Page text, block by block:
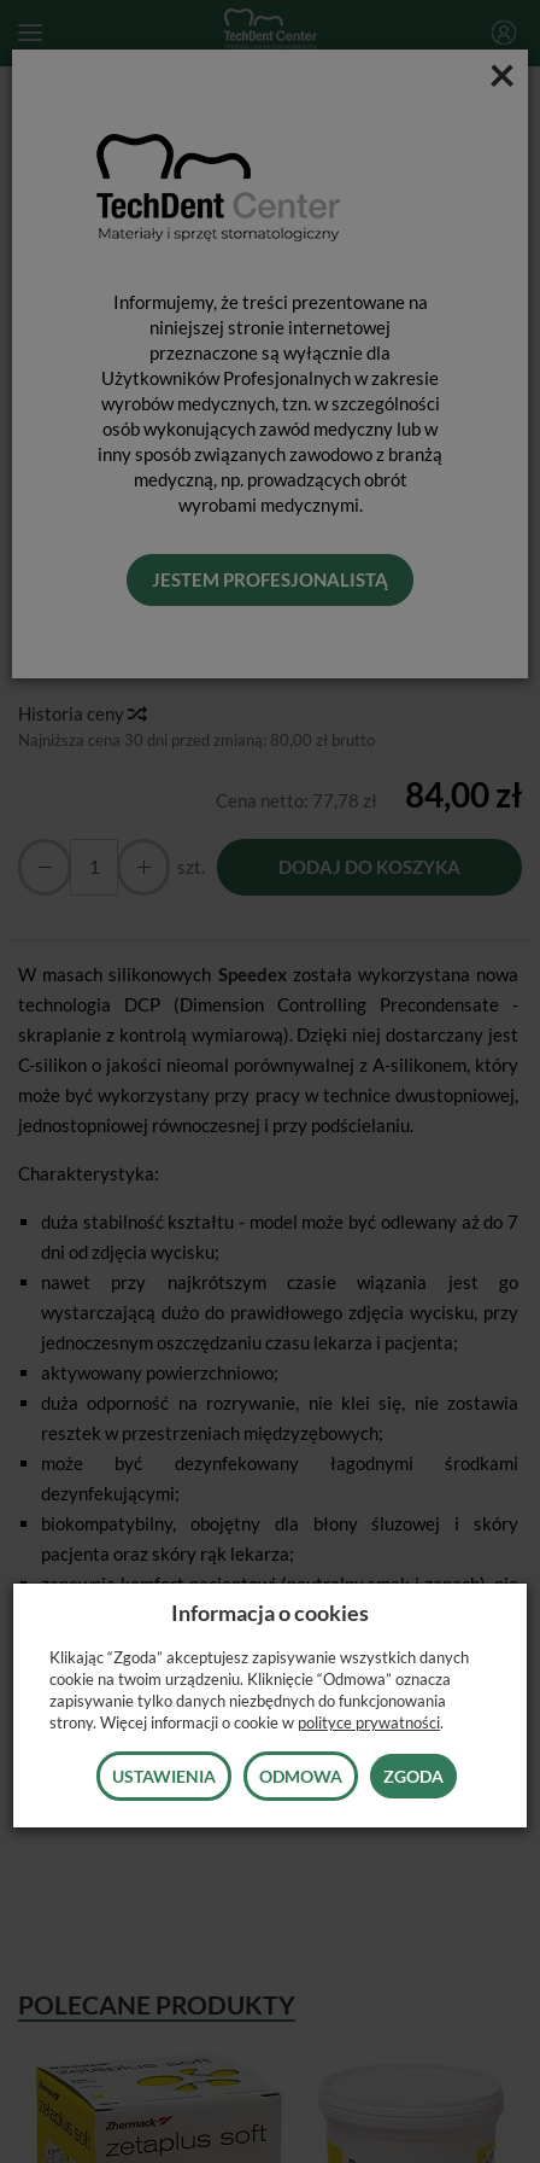
×
Informujemy, że treści prezentowane na
niniejszej stronie internetowej
przeznaczone są wyłącznie dla
Użytkowników Profesjonalnych w zakresie
wyrobów medycznych, tzn. w szczególności
osób wykonujących zawód medyczny lub w
inny sposób związanych zawodowo z branżą
medyczną, np. prowadzących obrót
wyrobami medycznymi.
JESTEM PROFESJONALISTĄ
Speedex Aktywator uniwersalny / 60 ml
SPEEDEX AKTYWATOR
UNIWERSALNY / 60 ML
C-silikon o właściwościach A-silikonu.
Historia ceny
Najniższa cena 30 dni przed zmianą: 80,00 zł brutto
Cena netto: 77,78 zł 84,00 zł
szt. DODAJ DO KOSZYKA
W masach silikonowych Speedex została wykorzystana nowa
technologia DCP (Dimension Controlling Precondensate -
skraplanie z kontrolą wymiarową). Dzięki niej dostarczany jest
C-silikon o jakości nieomal porównywalnej z A-silikonem, który
może być wykorzystany przy pracy w technice dwustopniowej,
jednostopniowej równoczesnej i przy podścielaniu.
Charakterystyka:
duża stabilność kształtu - model może być odlewany aż do 7
dni od zdjęcia wycisku;
nawet przy najkrótszym czasie wiązania jest go
wystarczającą dużo do prawidłowego zdjęcia wycisku, przy
jednoczesnym oszczędzaniu czasu lekarza i pacjenta;
aktywowany powierzchniowo;
duża odporność na rozrywanie, nie klei się, nie zostawia
resztek w przestrzeniach międzyzębowych;
może być dezynfekowany łagodnymi środkami
dezynfekującymi;
biokompatybilny, obojętny dla błony śluzowej i skóry
pacjenta oraz skóry rąk lekarza;
zapewnia komfort pacjentowi (neutralny smak i zapach), nie
powoduje nadmiernego wydzielania śliny.
Aktywator Speedexjest wykorzystywany zarówno do I jak i II
warstwy. Czas wiązania może być zmieniany poprzez
zwiększanie lub zmniejszanie dawki aktywatora, kolor zielony.
POLECANE PRODUKTY
Informacja o cookies
Klikając “Zgoda” akceptujesz zapisywanie wszystkich danych
cookie na twoim urządzeniu. Kliknięcie “Odmowa” oznacza
zapisywanie tylko danych niezbędnych do funkcjonowania
strony. Więcej informacji o cookie w polityce prywatności.
USTAWIENIA ODMOWA ZGODA